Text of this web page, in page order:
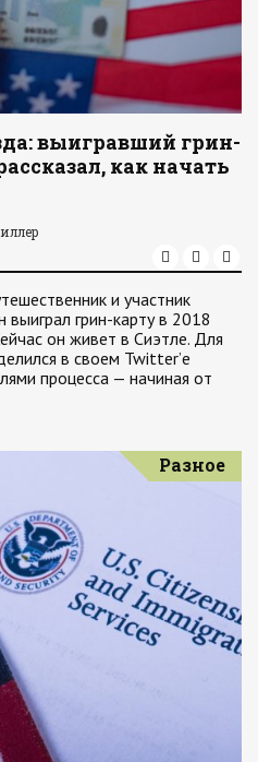
выигравший грин-
как начать
и участник
грин-карту в 2018
он живет в Сиэтле. Для
в своем Twitter’е
процесса — начиная от
Разное